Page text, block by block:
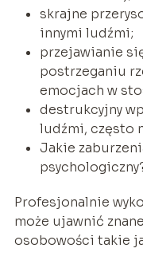
skrajne
innymi ludźmi;
przejawianie
postrzeganiu
emocjach w
destrukcyjny
ludźmi, często
Jakie
Profesjonalnie
może ujawnić
osobowości takie